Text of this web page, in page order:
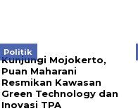
Politik
Kunjungi Mojokerto,
Puan Maharani
Resmikan Kawasan
Green Technology dan
Inovasi TPA